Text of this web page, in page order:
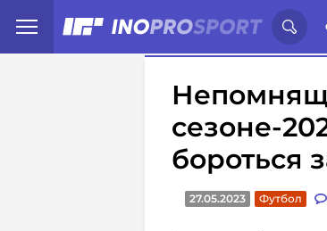
Иностранцы о спорте
сезоне-
бороться
27.05.2023 Футбол